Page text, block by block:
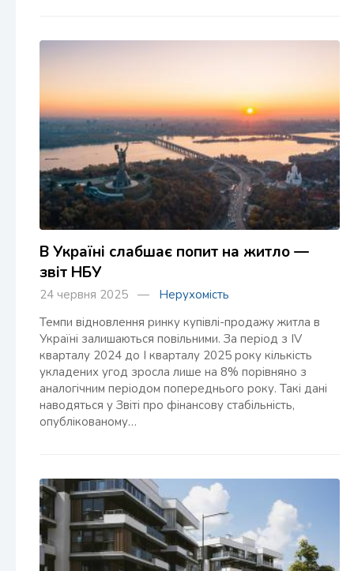
В Україні слабшає попит на житло —
звіт НБУ
24 червня 2025 — Нерухомість
Темпи відновлення ринку купівлі-продажу житла в
Україні залишаються повільними. За період з IV
кварталу 2024 до I кварталу 2025 року кількість
укладених угод зросла лише на 8% порівняно з
аналогічним періодом попереднього року. Такі дані
наводяться у Звіті про фінансову стабільність,
опублікованому…